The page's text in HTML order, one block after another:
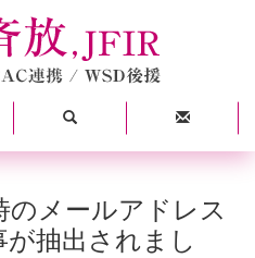
のメールアドレス
抽出されまし